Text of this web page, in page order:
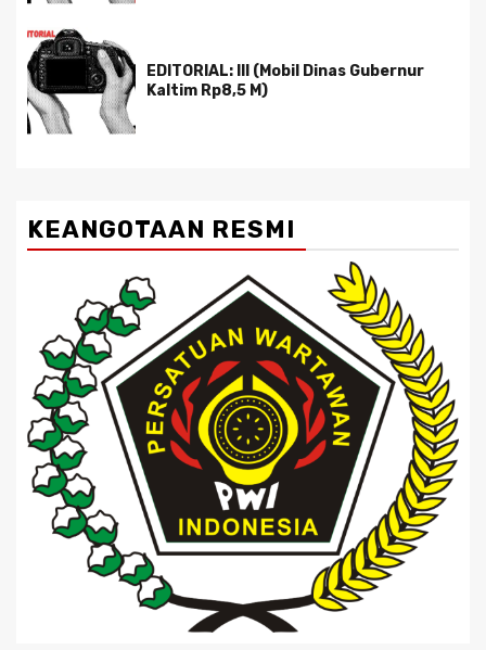
EDITORIAL: III (Mobil Dinas Gubernur
Kaltim Rp8,5 M)
KEANGOTAAN RESMI